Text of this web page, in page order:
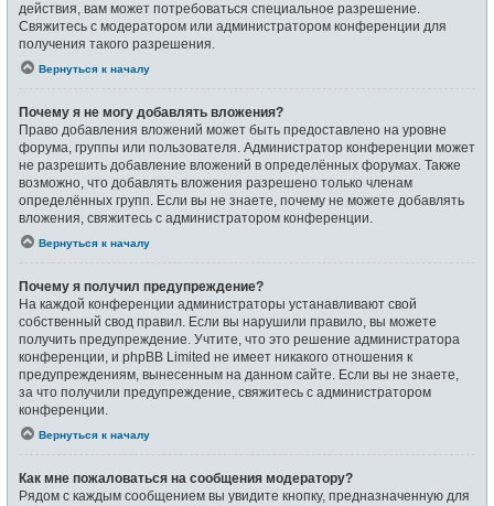
действия, вам может потребоваться специальное разрешение.
Свяжитесь с модератором или администратором конференции для
получения такого разрешения.
Вернуться к началу
Почему я не могу добавлять вложения?
Право добавления вложений может быть предоставлено на уровне
форума, группы или пользователя. Администратор конференции может
не разрешить добавление вложений в определённых форумах. Также
возможно, что добавлять вложения разрешено только членам
определённых групп. Если вы не знаете, почему не можете добавлять
вложения, свяжитесь с администратором конференции.
Вернуться к началу
Почему я получил предупреждение?
На каждой конференции администраторы устанавливают свой
собственный свод правил. Если вы нарушили правило, вы можете
получить предупреждение. Учтите, что это решение администратора
конференции, и phpBB Limited не имеет никакого отношения к
предупреждениям, вынесенным на данном сайте. Если вы не знаете,
за что получили предупреждение, свяжитесь с администратором
конференции.
Вернуться к началу
Как мне пожаловаться на сообщения модератору?
Рядом с каждым сообщением вы увидите кнопку, предназначенную для